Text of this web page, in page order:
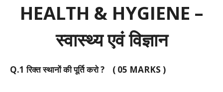
HEALTH & HYGIENE –
स्वास्थ्यएवं विज्ञान
Q.1 रिक्त स्थानों की पूर्ति करो ? ( 05 MARKS )